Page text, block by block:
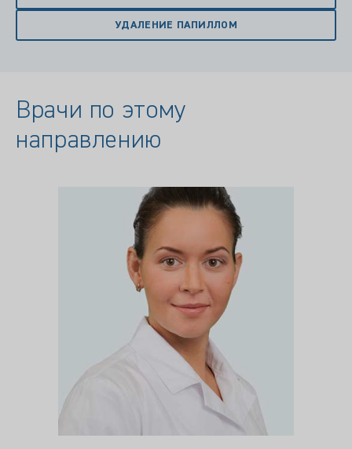
УДАЛЕНИЕ ПАПИЛЛОМ
Врачи по этому
направлению